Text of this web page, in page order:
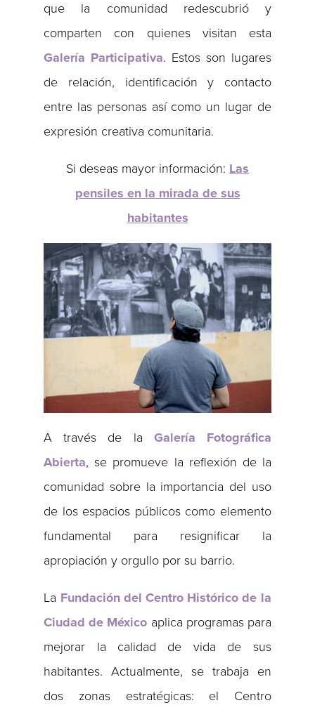
que la comunidad redescubrió y
comparten con quienes visitan esta
Galería Participativa. Estos son lugares
de relación, identificación y contacto
entre las personas así como un lugar de
expresión creativa comunitaria.
Si deseas mayor información: Las
pensiles en la mirada de sus
habitantes
A través de la Galería Fotográfica
Abierta, se promueve la reflexión de la
comunidad sobre la importancia del uso
de los espacios públicos como elemento
fundamental para resignificar la
apropiación y orgullo por su barrio.
La Fundación del Centro Histórico de la
Ciudad de México aplica programas para
mejorar la calidad de vida de sus
habitantes. Actualmente, se trabaja en
dos zonas estratégicas: el Centro